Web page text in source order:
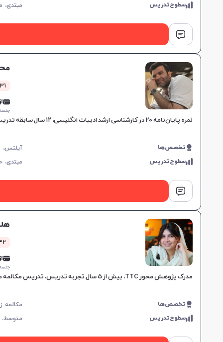
سطوح‌تدریس مبتدی،
1731
از
جلسه ۱
نمره پایان‌نامه ۲۰ در کارشناسی ارشد ادبیات انگلیسی، ۱۲ سال سابقه تدریس در سطوح مختلف، متخصص در آیلتس و مشاوره دکتری، ارائه آموزش‌های هدفمند مکالمه.
تخصص‌ها
سطوح‌تدریس مبتدی،
832
از
جلسه ۱
مدرک پژوهش محور TTC، بیش از 5 سال تجربه تدریس، تدریس مکالمه محور و تعاملی، پشتیبانی شخصی، برنامه‌ریزی اختصاصی، و تقویت تمام مهارت‌های زبان انگلیسی.
تخصص‌ها
سطوح‌تدریس متوسط،